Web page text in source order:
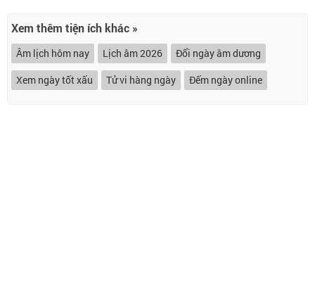
Xem thêm tiện ích khác »
Âm lịch hôm nay Lịch âm 2026
Đổi ngày âm dương
Xem ngày tốt xấu
Tử vi hàng ngày Đếm ngày online